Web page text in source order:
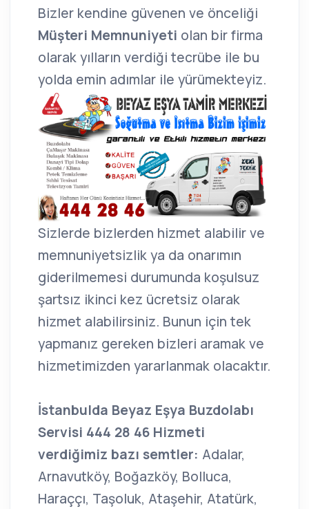
Bizler kendine güvenen ve önceliği
Müşteri Memnuniyeti olan bir firma
olarak yılların verdiği tecrübe ile bu
yolda emin adımlar ile yürümekteyiz.
Sizlerde bizlerden hizmet alabilir ve
memnuniyetsizlik ya da onarımın
giderilmemesi durumunda koşulsuz
şartsız ikinci kez ücretsiz olarak
hizmet alabilirsiniz. Bunun için tek
yapmanız gereken bizleri aramak ve
hizmetimizden yararlanmak olacaktır.
İstanbulda Beyaz Eşya Buzdolabı
Servisi 444 28 46 Hizmeti
verdiğimiz bazı semtler: Adalar,
Arnavutköy, Boğazköy, Bolluca,
Haraççı, Taşoluk, Ataşehir, Atatürk,